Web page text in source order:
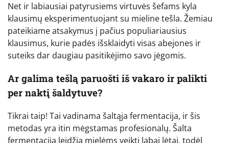
Net ir labiausiai patyrusiems virtuvės šefams kyla
klausimų eksperimentuojant su mieline tešla. Žemiau
pateikiame atsakymus į pačius populiariausius
klausimus, kurie padės išsklaidyti visas abejones ir
suteiks dar daugiau pasitikėjimo savo jėgomis.
Ar galima tešlą paruošti iš vakaro ir palikti
per naktį šaldytuve?
Tikrai taip! Tai vadinama šaltąja fermentacija, ir šis
metodas yra itin mėgstamas profesionalų. Šalta
fermentacija leidžia mielėms veikti labai lėtai, todėl